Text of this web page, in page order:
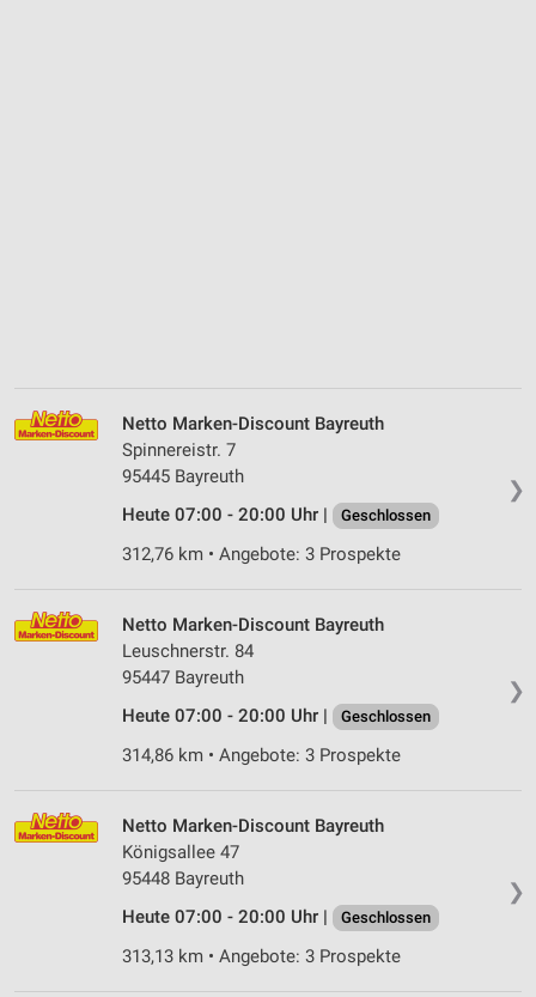
❯
Netto Marken-Discount Bayreuth
Spinnereistr. 7
95445 Bayreuth
Heute 07:00 - 20:00 Uhr |
Geschlossen
312,76 km • Angebote: 3 Prospekte
❯
Netto Marken-Discount Bayreuth
Leuschnerstr. 84
95447 Bayreuth
Heute 07:00 - 20:00 Uhr |
Geschlossen
314,86 km • Angebote: 3 Prospekte
❯
Netto Marken-Discount Bayreuth
Königsallee 47
95448 Bayreuth
Heute 07:00 - 20:00 Uhr |
Geschlossen
313,13 km • Angebote: 3 Prospekte